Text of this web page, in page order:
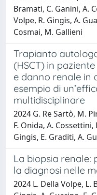
Bramati, C. Ganini, A.
Volpe, R. Gingis, A.
Cosmai, M. Gallieni
Trapianto
(HSCT) in
e danno renale in
esempio di
multidisciplinare
2024 G. Re Sartò, M.
F. Onida, A. Cossettini,
Gingis, E. Graditi, A.
La biopsia renale:
la diagnosi nelle
2024 L. Della Volpe, L.